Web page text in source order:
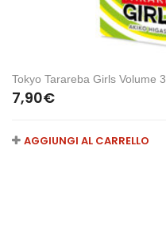
Tokyo Tarareba Girls Volume 3
7,90€
AGGIUNGI AL CARRELLO